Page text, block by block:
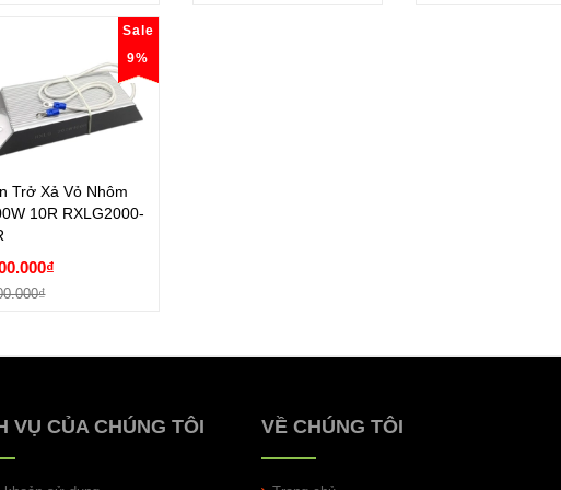
Sale
9%
Trở Xả Vỏ Nhôm
10R RXLG2000-
Trở Xả Vỏ Nhôm
10R RXLG2000-
Đặt hàng
VỤ CỦA CHÚNG TÔI VỀ CHÚNG TÔI